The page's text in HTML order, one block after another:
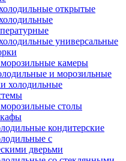
открытые
универсальные
камеры
и морозильные
холодильные
столы
кондитерские
с
дверьми